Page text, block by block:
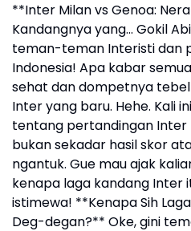
**Inter Milan vs Genoa:
Kandangnya yang... Gokil
teman-teman Interisti dan
Indonesia! Apa kabar
sehat dan dompetnya
Inter yang baru. Hehe. Kali
tentang pertandingan Inter
bukan sekadar hasil skor
ngantuk. Gue mau ajak
kenapa laga kandang Inter
istimewa! **Kenapa Sih
Deg-degan?** Oke, gini